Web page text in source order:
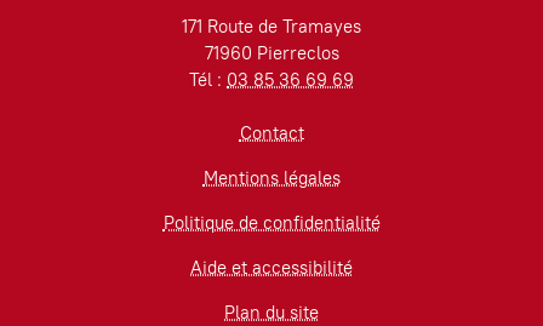
171 Route de Tramayes
71960 Pierreclos
Tél : 03 85 36 69 69
Contact
Mentions légales
Politique de confidentialité
Aide et accessibilité
Plan du site